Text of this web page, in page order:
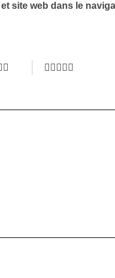
site web dans le